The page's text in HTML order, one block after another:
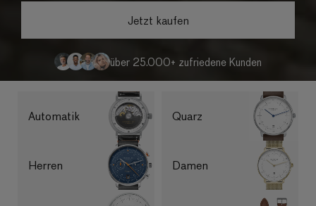
Jetzt kaufen
über 25.000+ zufriedene Kunden
Automatik Quarz
Herren Damen